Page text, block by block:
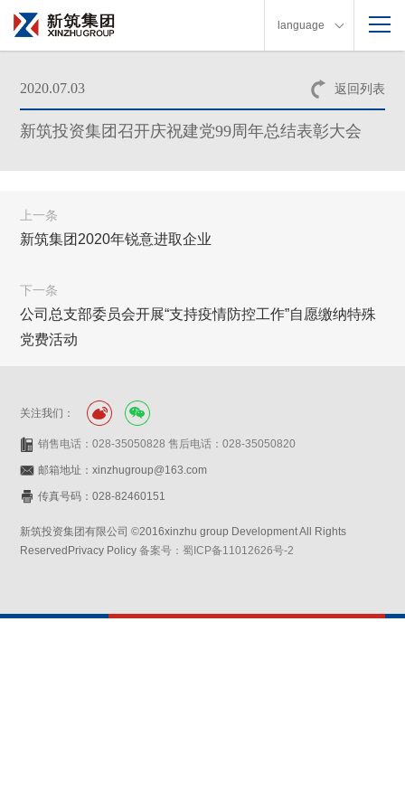
language
返回列表
2020.07.03
新筑投资集团召开庆祝建党99周年总结表彰大会
上一条
新筑集团2020年锐意进取企业
下一条
公司总支部委员会开展“支持疫情防控工作”自愿缴纳特殊
党费活动
关注我们：
销售电话：028-35050828 售后电话：028-35050820
邮箱地址：xinzhugroup@163.com
传真号码：028-82460151
新筑投资集团有限公司 ©2016xinzhu group Development All Rights
ReservedPrivacy Policy备案号：蜀ICP备11012626号-2